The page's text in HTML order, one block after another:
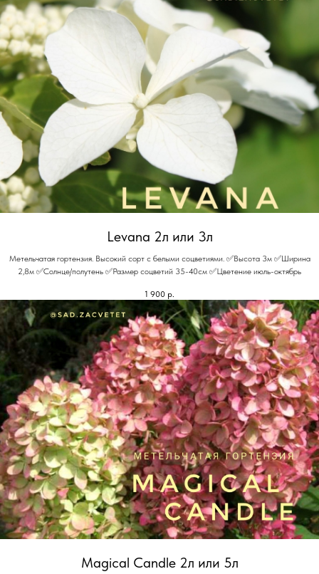
Levana 2л или 3л
Метельчатая гортензия. Высокий сорт с белыми соцветиями. ✅Высота 3м ✅Ширина
2,8м ✅Солнце/полутень ✅Размер соцветий 35-40см ✅Цветение июль-октябрь
1 900 р.
Magical Candle 2л или 5л